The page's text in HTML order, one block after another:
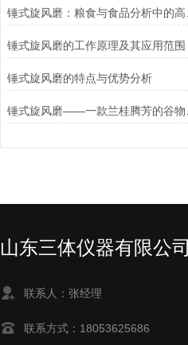
锤式旋风磨的工作原理及其应用范围
锤式旋风磨的特点与优势分析
山东三体仪器有限公司
联系人：张经理
联系方式：18053625686